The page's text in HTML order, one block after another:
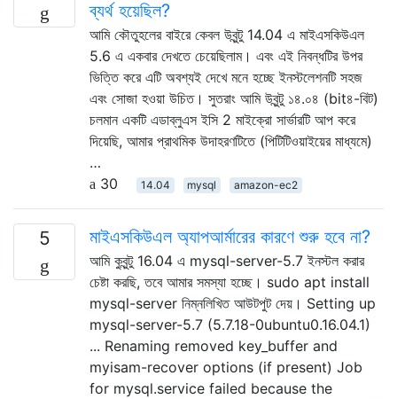
ব্যর্থ হয়েছিল?
আমি কৌতুহলের বাইরে কেবল উবুন্টু 14.04 এ মাইএসকিউএল
5.6 এ একবার দেখতে চেয়েছিলাম। এবং এই নিবন্ধটির উপর
ভিত্তি করে এটি অবশ্যই দেখে মনে হচ্ছে ইনস্টলেশনটি সহজ
এবং সোজা হওয়া উচিত। সুতরাং আমি উবুন্টু ১৪.০৪ (bit৪-বিট)
চলমান একটি এডাব্লুএস ইসি 2 মাইক্রো সার্ভারটি আপ করে
দিয়েছি, আমার প্রাথমিক উদাহরণটিতে (পিটিটিওয়াইয়ের মাধ্যমে)
…
30
14.04 mysql amazon-ec2
5 মাইএসকিউএল অ্যাপআর্মারের কারণে শুরু হবে না?
আমি কুবুন্টু 16.04 এ mysql-server-5.7 ইনস্টল করার
চেষ্টা করছি, তবে আমার সমস্যা হচ্ছে। sudo apt install
mysql-server নিম্নলিখিত আউটপুট দেয়। Setting up
mysql-server-5.7 (5.7.18-0ubuntu0.16.04.1)
... Renaming removed key_buffer and
myisam-recover options (if present) Job
for mysql.service failed because the